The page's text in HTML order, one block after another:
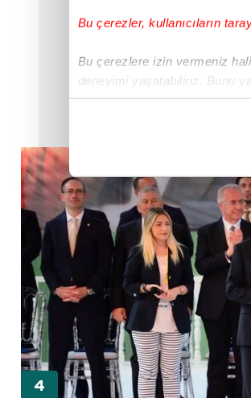
Bu çerezler, kullanıcıların
Bu çerezlere izin vermeniz
deneyimi yaşatabiliriz. Bunu
içerikleri sunabilmek adına
Her halükârda, kullanıcılar,
Sizlere daha iyi bir hizmet
çerezler vasıtasıyla çeşitli
amacıyla kullanılmaktadır.
reklam/pazarlama
Çerezlere ilişkin tercihlerinizi
butonuna tıklayabilir,Çerez
6698 sayılı Kişisel Verilerin
mevzuata uygun olarak